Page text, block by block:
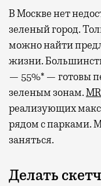
В Москве нет
зеленый город.
можно найти
жизни.
— 55%* — готовы
зеленым зонам.MR
реализующих
рядом с парками.
заняться.
Делать